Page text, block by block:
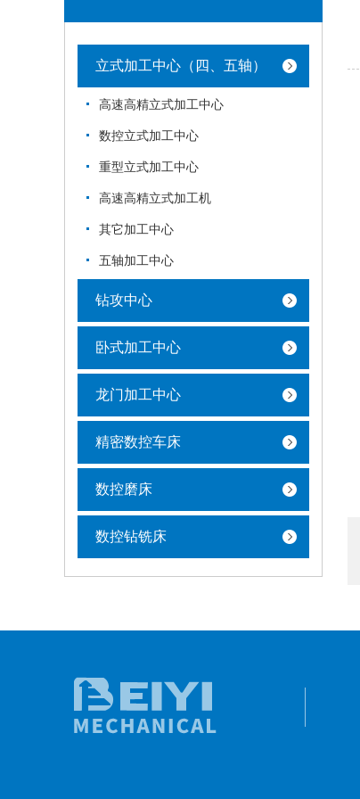
立式加工中心（四、五轴）
高速高精立式加工中心
数控立式加工中心
重型立式加工中心
高速高精立式加工机
其它加工中心
五轴加工中心
钻攻中心
卧式加工中心
龙门加工中心
精密数控车床
数控磨床
数控钻铣床